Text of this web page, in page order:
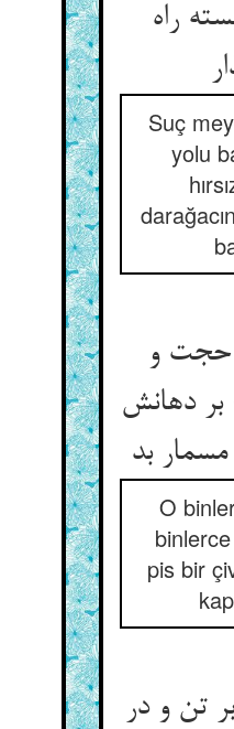
راه
Suç
yolu
حجت و
دهانش
O
pis bir
تن و در